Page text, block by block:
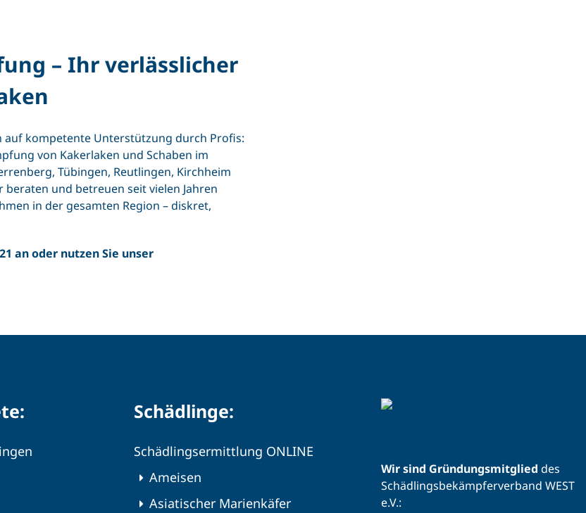
– Ihr verlässlicher
auf kompetente Unterstützung durch Profis:
von Kakerlaken und Schaben im
, Tübingen, Reutlingen, Kirchheim
beraten und betreuen seit vielen Jahren
in der gesamten Region – diskret,
an oder nutzen Sie unser
Schädlinge:
Schädlingsermittlung ONLINE
Ameisen
Asiatischer Marienkäfer
Wir sind Gründungsmitglied des
Schädlingsbekämpferverband WEST
e.V.: